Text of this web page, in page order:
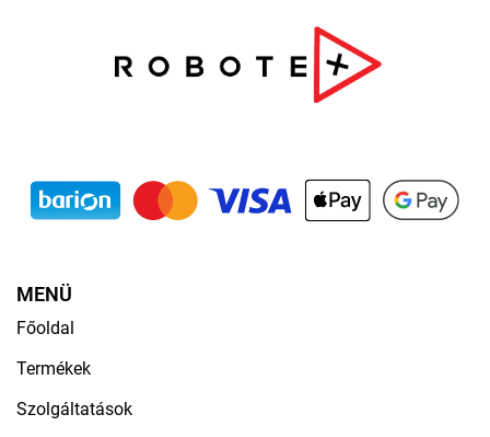
MENÜ
Főoldal
Termékek
Szolgáltatások